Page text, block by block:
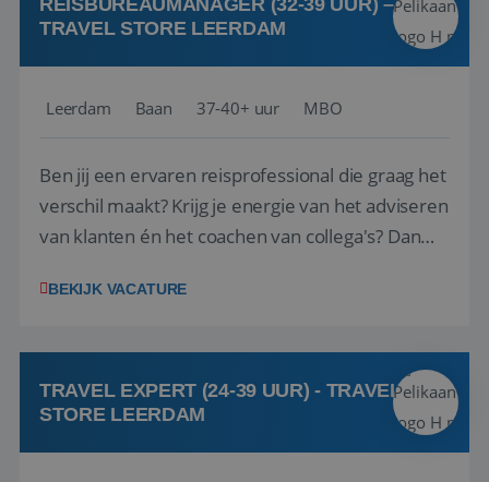
REISBUREAUMANAGER (32-39 UUR) –
TRAVEL STORE LEERDAM
Leerdam Baan 37-40+ uur MBO
Ben jij een ervaren reisprofessional die graag het
verschil maakt? Krijg je energie van het adviseren
van klanten én het coachen van collega's? Dan
(onderdeel van Pelikaan Travel Group) zoeken
team het reisbureau verder...
BEKIJK VACATURE
TRAVEL EXPERT (24-39 UUR) - TRAVEL
STORE LEERDAM